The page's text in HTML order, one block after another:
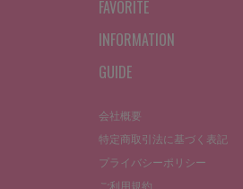
FAVORITE
INFORMATION
GUIDE
会社概要
特定商取引法に基づく表記
プライバシーポリシー
ご利用規約